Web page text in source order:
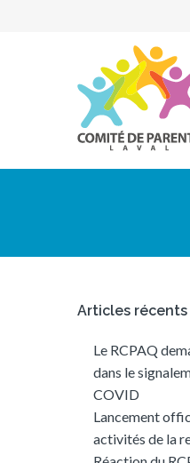
Articles récents
Le RCPAQ
dans le
COVID
Lancement
activités de la